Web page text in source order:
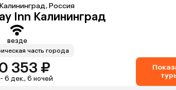
Калининград, Россия
Inn Калининград
везде
часть города
353 ₽
6 дек., 6 ночей